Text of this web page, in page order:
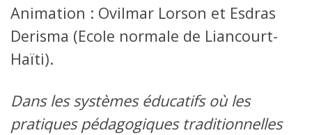
Animation : Ovilmar Lorson et Esdras
Derisma (Ecole normale de Liancourt-
Haïti).
Dans les systèmes éducatifs où les
pratiques pédagogiques traditionnelles